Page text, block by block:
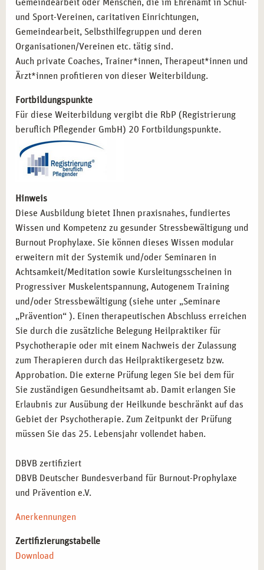
Gemeindearbeit oder Menschen, die im Ehrenamt in Schul-
und Sport-Vereinen, caritativen Einrichtungen,
Gemeindearbeit, Selbsthilfegruppen und deren
Organisationen/Vereinen etc. tätig sind.
Auch private Coaches, Trainer*innen, Therapeut*innen und
Ärzt*innen profitieren von dieser Weiterbildung.
Fortbildungspunkte
Für diese Weiterbildung vergibt die RbP (Registrierung
beruflich Pflegender GmbH) 20 Fortbildungspunkte.
Hinweis
Diese Ausbildung bietet Ihnen praxisnahes, fundiertes
Wissen und Kompetenz zu gesunder Stressbewältigung und
Burnout Prophylaxe. Sie können dieses Wissen modular
erweitern mit der Systemik und/oder Seminaren in
Achtsamkeit/Meditation sowie Kursleitungsscheinen in
Progressiver Muskelentspannung, Autogenem Training
und/oder Stressbewältigung (siehe unter „Seminare
„Prävention“ ). Einen therapeutischen Abschluss erreichen
Sie durch die zusätzliche Belegung Heilpraktiker für
Psychotherapie oder mit einem Nachweis der Zulassung
zum Therapieren durch das Heilpraktikergesetz bzw.
Approbation. Die externe Prüfung legen Sie bei dem für
Sie zuständigen Gesundheitsamt ab. Damit erlangen Sie
Erlaubnis zur Ausübung der Heilkunde beschränkt auf das
Gebiet der Psychotherapie. Zum Zeitpunkt der Prüfung
müssen Sie das 25. Lebensjahr vollendet haben.
DBVB zertifiziert
DBVB Deutscher Bundesverband für Burnout-Prophylaxe
und Prävention e.V.
Anerkennungen
Zertifizierungstabelle
Download